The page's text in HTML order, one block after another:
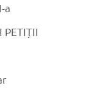
a
PETIȚII